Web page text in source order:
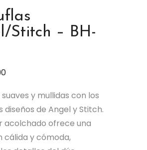
Stitch – BH-
y mullidas con los
diseños de Angel y Stitch.
acolchado ofrece una
cálida y cómoda,